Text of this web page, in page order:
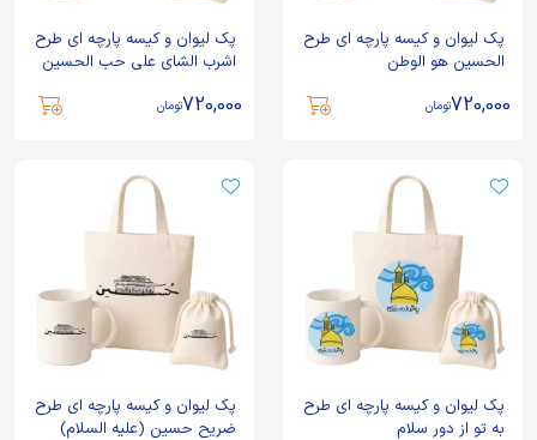
پک لیوان و کیسه پارچه ای طرح
الحسین هو الوطن
720,000تومان
پک لیوان و کیسه پارچه ای طرح
اشرب الشای علی حب الحسین
720,000تومان
پک لیوان و کیسه پارچه ای طرح
به تو از دور سلام
پک لیوان و کیسه پارچه ای طرح
ضریح حسین (علیه السلام)